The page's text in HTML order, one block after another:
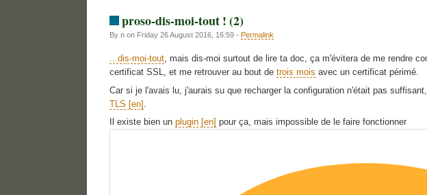
proso-dis-moi-tout ! (2)
By n on Friday 26 August 2016, 16:59 - Permalink
...dis-moi-tout, mais dis-moi surtout de lire ta doc, ça m'évitera de me rendre
certificat SSL, et me retrouver au bout de trois mois avec un certificat périmé.
Car si je l'avais lu, j'aurais su que recharger la configuration n'était pas
TLS
Il existe bien un plugin pour ça, mais impossible de le faire fonctionner